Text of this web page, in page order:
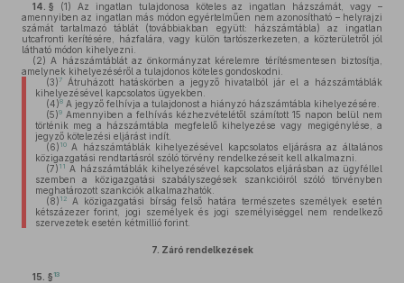
14. § (1) Az ingatlan tulajdonosa köteles az ingatlan házszámát, vagy –
amennyiben az ingatlan más módon egyértelműen nem azonosítható – helyrajzi
számát tartalmazó táblát (továbbiakban együtt: házszámtábla) az ingatlan
utcafronti kerítésére, házfalára, vagy külön tartószerkezeten, a közterületről jól
látható módon kihelyezni.
(2) A házszámtáblát az önkormányzat kérelemre térítésmentesen biztosítja,
amelynek kihelyezéséről a tulajdonos köteles gondoskodni.
(3)7Átruházott hatáskörben a jegyző hivatalból jár el a házszámtáblák
kihelyezésével kapcsolatos ügyekben.
(4)8A jegyző felhívja a tulajdonost a hiányzó házszámtábla kihelyezésére.
(5)9Amennyiben a felhívás kézhezvételétől számított 15 napon belül nem
történik meg a házszámtábla megfelelő kihelyezése vagy megigénylése, a
jegyző kötelezési eljárást indít.
(6) 10A házszámtáblák kihelyezésével kapcsolatos eljárásra az általános
közigazgatási rendtartásról szóló törvény rendelkezéseit kell alkalmazni.
(7) 11 A házszámtáblák kihelyezésével kapcsolatos eljárásban az ügyféllel
szemben a közigazgatási szabályszegések szankcióiról szóló törvényben
meghatározott szankciók alkalmazhatók.
(8) 12
A közigazgatási bírság felső határa természetes személyek esetén
kétszázezer forint, jogi személyek és jogi személyiséggel nem rendelkező
szervezetek esetén kétmillió forint.
7. Záró rendelkezések
15. § 13